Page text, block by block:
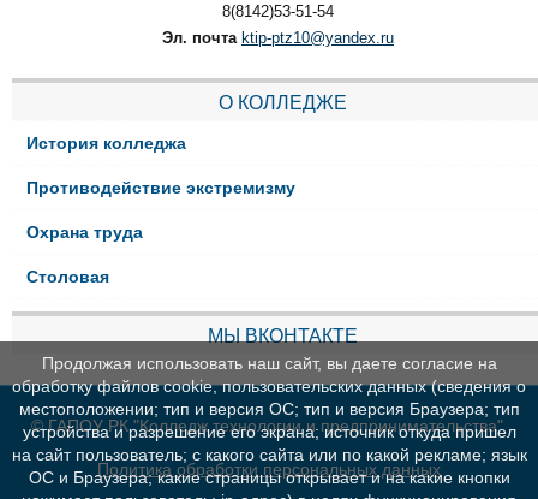
8(8142)53-51-54
Эл. почта ktip-ptz10@yandex.ru
О КОЛЛЕДЖЕ
История колледжа
Противодействие экстремизму
Охрана труда
Столовая
МЫ ВКОНТАКТЕ
© ГАПОУ РК "Колледж технологии и предпринимательства"
Политика обработки персональных данных
Продолжая использовать наш сайт, вы даете согласие на
обработку файлов cookie, пользовательских данных (сведения о
местоположении; тип и версия ОС; тип и версия Браузера; тип
устройства и разрешение его экрана; источник откуда пришел
на сайт пользователь; с какого сайта или по какой рекламе; язык
ОС и Браузера; какие страницы открывает и на какие кнопки